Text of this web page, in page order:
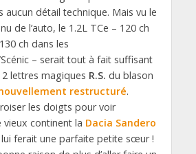
aucun détail technique. Mais vu le
de l’auto, le 1.2L TCe – 120 ch
ch dans les
– serait tout à fait suffisant
lettres magiques R.S. du blason
restructuré.
les doigts pour voir
continent la Dacia Sandero
lui ferait une parfaite petite sœur !